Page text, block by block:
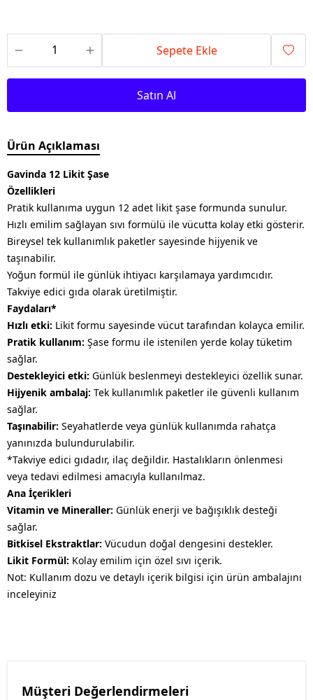
Sepete Ekle
Satın Al
Ürün Açıklaması
Gavinda 12 Likit Şase
Özellikleri
Pratik kullanıma uygun 12 adet likit şase formunda sunulur.
Hızlı emilim sağlayan sıvı formülü ile vücutta kolay etki gösterir.
Bireysel tek kullanımlık paketler sayesinde hijyenik ve
taşınabilir.
Yoğun formül ile günlük ihtiyacı karşılamaya yardımcıdır.
Takviye edici gıda olarak üretilmiştir.
Faydaları*
Hızlı etki: Likit formu sayesinde vücut tarafından kolayca emilir.
Pratik kullanım: Şase formu ile istenilen yerde kolay tüketim
sağlar.
Destekleyici etki: Günlük beslenmeyi destekleyici özellik sunar.
Hijyenik ambalaj: Tek kullanımlık paketler ile güvenli kullanım
sağlar.
Taşınabilir: Seyahatlerde veya günlük kullanımda rahatça
yanınızda bulundurulabilir.
*Takviye edici gıdadır, ilaç değildir. Hastalıkların önlenmesi
veya tedavi edilmesi amacıyla kullanılmaz.
Ana İçerikleri
Vitamin ve Mineraller: Günlük enerji ve bağışıklık desteği
sağlar.
Bitkisel Ekstraktlar: Vücudun doğal dengesini destekler.
Likit Formül: Kolay emilim için özel sıvı içerik.
Not: Kullanım dozu ve detaylı içerik bilgisi için ürün ambalajını
inceleyiniz
Müşteri Değerlendirmeleri